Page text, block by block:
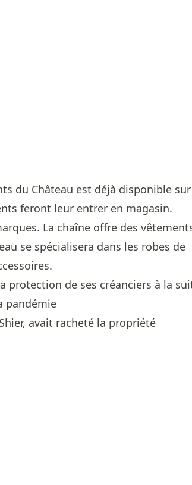
du Château est déjà disponible
feront leur entrer en magasin.
La chaîne offre des
se spécialisera dans les robes de
protection de ses créanciers à la
pandémie
avait racheté la propriété